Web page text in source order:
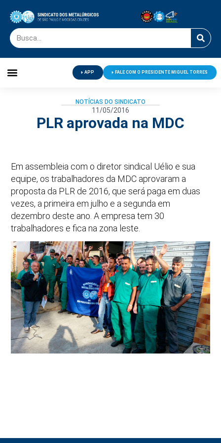
APP FALE COM O PRESIDENTE MIGUEL TORRES
NOTÍCIAS DO SINDICATO
11/05/2016
PLR aprovada na MDC
Em assembleia com o diretor sindical Uélio e sua
equipe, os trabalhadores da MDC aprovaram a
proposta da PLR de 2016, que será paga em duas
vezes, a primeira em julho e a segunda em
dezembro deste ano. A empresa tem 30
trabalhadores e fica na zona leste.